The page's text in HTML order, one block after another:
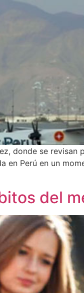
donde se revisan
Perú en un
del